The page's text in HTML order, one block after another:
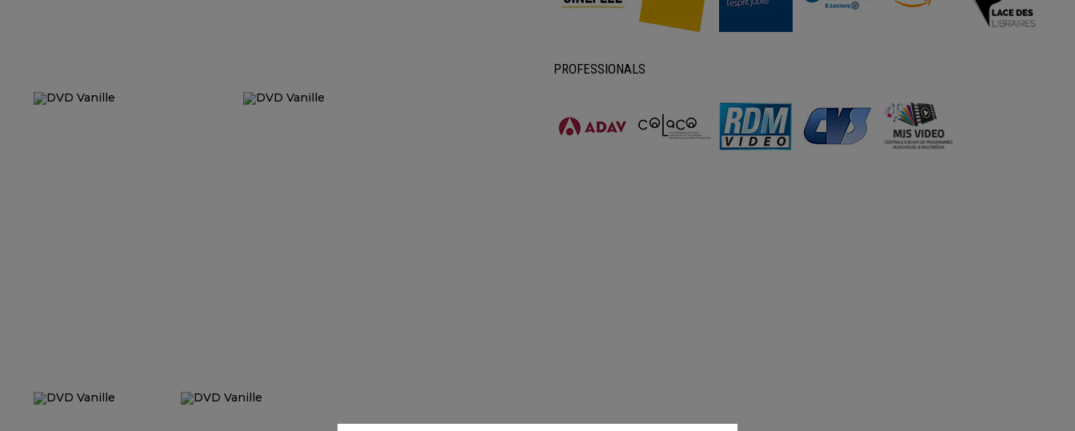
PROFESSIONALS